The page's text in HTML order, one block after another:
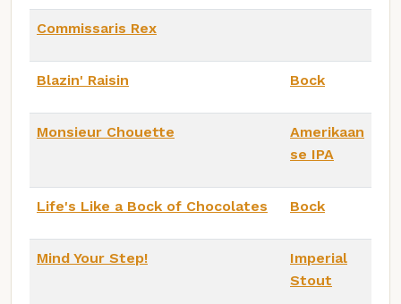
Commissaris Rex
Blazin' Raisin Bock
Monsieur Chouette
Amerikaan
se IPA
Life's Like a Bock of Chocolates Bock
Mind Your Step!
Imperial
Stout